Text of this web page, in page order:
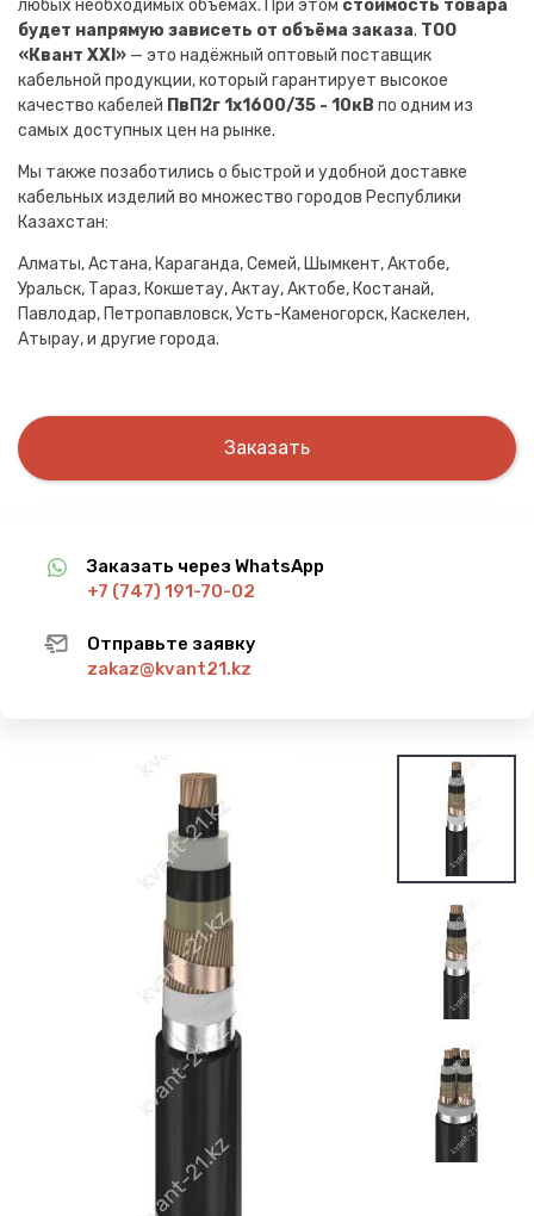
любых необходимых объёмах. При этом стоимость товара
будет напрямую зависеть от объёма заказа. ТОО
«Квант XXI» — это надёжный оптовый поставщик
кабельной продукции, который гарантирует высокое
качество кабелей ПвП2г 1х1600/35 - 10кВ по одним из
самых доступных цен на рынке.
Мы также позаботились о быстрой и удобной доставке
кабельных изделий во множество городов Республики
Казахстан:
Алматы, Астана, Караганда, Семей, Шымкент, Актобе,
Уральск, Тараз, Кокшетау, Актау, Актобе, Костанай,
Павлодар, Петропавловск, Усть-Каменогорск, Каскелен,
Атырау, и другие города.
Заказать
Заказать через WhatsApp
+7 (747) 191-70-02
Отправьте заявку
zakaz@kvant21.kz